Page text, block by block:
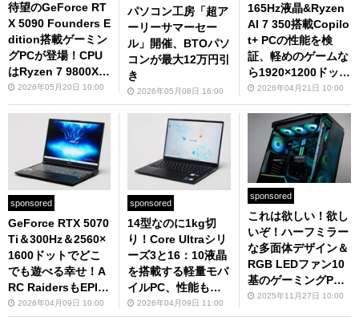
待望のGeForce RT
X 5090 Founders E
dition搭載ゲーミン
グPCが登場！CPU
はRyzen 7 9800X3
Dでミニタワーでも
性能は怪物級、生成
AIでも強い！
2026年05月20日 10:00
パソコン工房「超ア
ーリーサマーセー
ル」開催、BTOパソ
コンが最大12万円引
き
2026年05月08日 16:00
165Hz液晶&Ryzen
AI 7 350搭載Copilo
t+ PCの性能を検
証、軽めのゲームな
ら1920×1200ドット
で平均100fps超
2026年04月21日 10:00
sponsored
GeForce RTX 5070
Ti＆300Hz＆2560×
1600ドットでどこ
でも遊べる幸せ！A
RC RaidersもEPIC
画質で200fps超え
のゲーミングPC
2026年04月09日 10:00
sponsored
14型なのに1kg切
り！Core Ultraシリ
ーズ3と16：10液晶
を搭載する軽量モバ
イルPC、性能も使
い勝手もイイ感じ
2026年04月09日 11:00
sponsored
これは欲しい！欲し
いぞ！ハーフミラー
な多面体デザイン＆
RGB LEDファン10
基のゲーミングP
C、RTX 5070 Tiで
2025年11月27日 10:00